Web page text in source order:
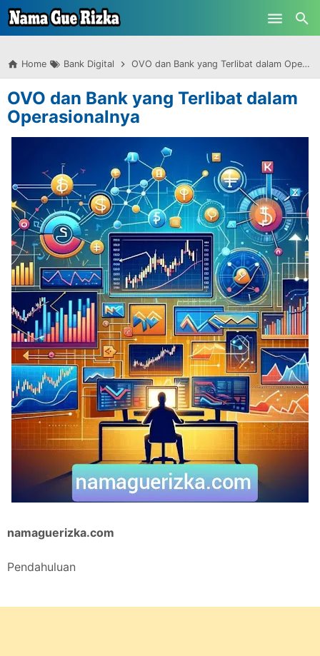
-->
Skip to main content
Home Bank Digital OVO dan Bank yang Terlibat dalam Operasionalnya
OVO dan Bank yang Terlibat dalam
Operasionalnya
namaguerizka.com
Pendahuluan